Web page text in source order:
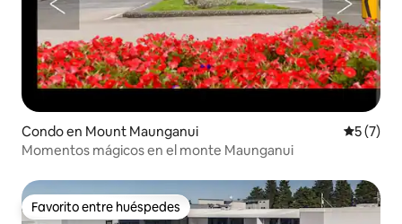
Condo en Mount Maunganui
5 (7)
Momentos mágicos en el monte Maunganui
Favorito entre huéspedes
Favorito entre huéspedes